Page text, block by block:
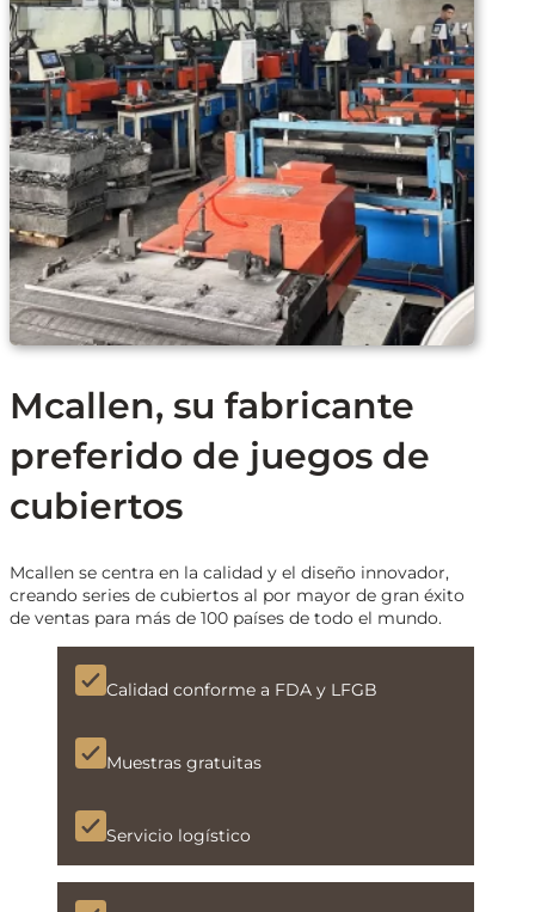
Mcallen, su fabricante
preferido de juegos de
cubiertos
Mcallen se centra en la calidad y el diseño innovador,
creando series de cubiertos al por mayor de gran éxito
de ventas para más de 100 países de todo el mundo.
Calidad conforme a FDA y LFGB
Muestras gratuitas
Servicio logístico